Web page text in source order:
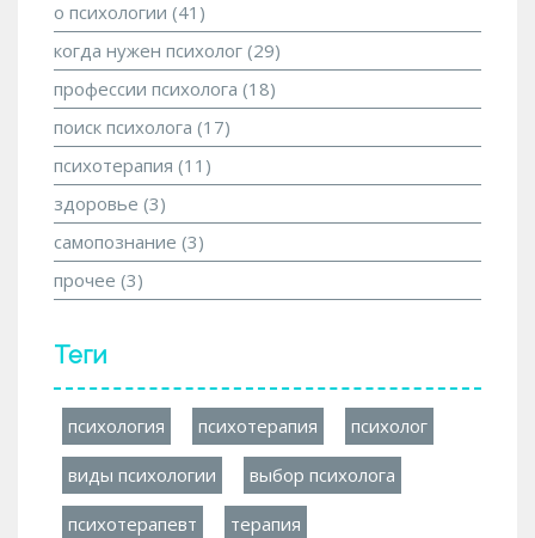
о психологии (41)
когда нужен психолог (29)
профессии психолога (18)
поиск психолога (17)
психотерапия (11)
здоровье (3)
самопознание (3)
прочее (3)
Теги
психология психотерапия психолог
виды психологии выбор психолога
психотерапевт терапия